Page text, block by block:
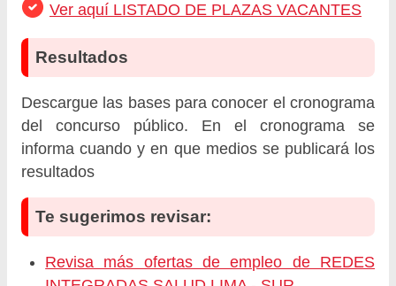
Ver aquí LISTADO DE PLAZAS VACANTES
Resultados
Descargue las bases para conocer el cronograma
del concurso público. En el cronograma se
informa cuando y en que medios se publicará los
resultados
Te sugerimos revisar:
Revisa más ofertas de empleo de REDES